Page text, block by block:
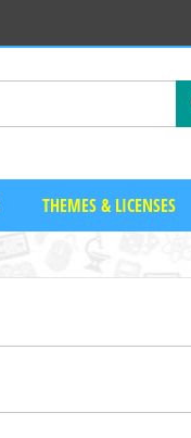
THEMES & LICENSES